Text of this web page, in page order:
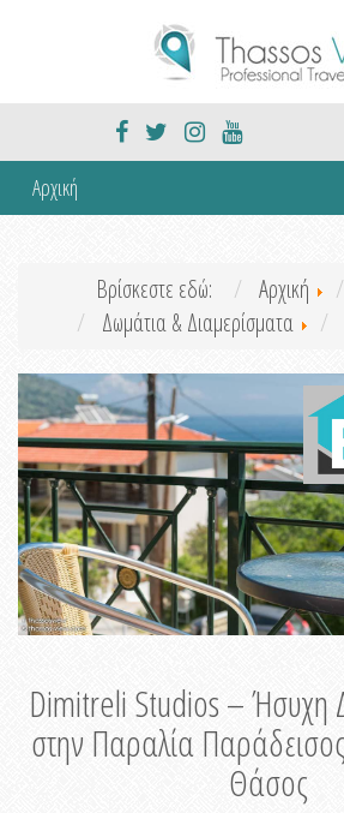
Αρχική
Βρίσκεστε εδώ: Αρχική
Δωμάτια & Διαμερίσματα
Dimitreli Studios – Ήσυχη
στην Παραλία
Θάσος